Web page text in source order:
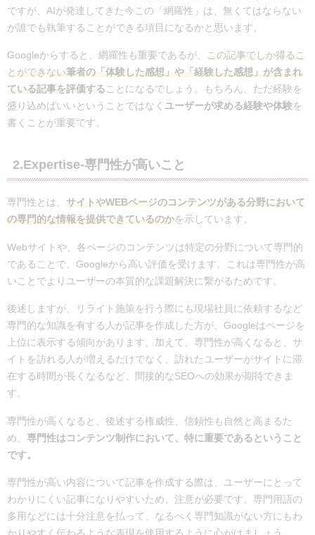
ですが、AIが発達してきた今この「網羅性」は、無くてはならない
が誰でも執筆することができる項目になるかと思います。
Googleからすると、網羅性も重要であるが、 この記事でしか得るこ
とができない筆者の「体験した感想」や「経験した感想」が含まれ
ている記事を評価することになるでしょう。もちろん、ただ経験を
盛り込めばいいということではなく ユーザーが求める経験や体験を
書くことが重要です。
2.Expertise-専門性が高いこと
専門性とは、 サイトやWEBページのコンテンツがある分野において
の専門的な情報を提供できているのかを示しています。
Webサイトや、各ページのコンテンツは特定の分野について専門的
であることで、Googleから高い評価を受けます。これは専門性が高
いことでよりユーザーの本質的な課題解決に繋がるためです。
後述しますが、リライト施策を行う際にも現場社員に依頼するなど
専門的な知識を有する人が記事を作成した方が、Googleはページを
上位に表示する傾向があります。加えて、専門性が高くなると、サ
イトを訪れる人が増えるだけでなく、訪れたユーザーがサイトに滞
在する時間が長くなるなど、間接的なSEOへの効果が期待できま
す。
専門性が高くなると、後述する権威性、信頼性も自然と高まるた
め、 専門性はコンテンツ制作において、特に重要であるということ
です。
専門性が高い内容について記事を作成する際は、ユーザーにとって
わかりにくい記事になりやすいため、注意が必要です。専門用語の
多用などには十分注意を払って、なるべく専門知識がない方にもわ